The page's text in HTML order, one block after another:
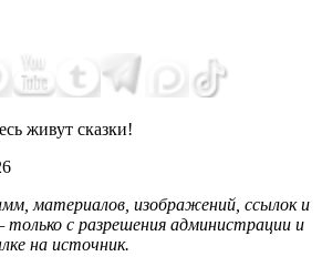
живут сказки!
материалов, изображений, ссылок и
с разрешения администрации и
на источник.